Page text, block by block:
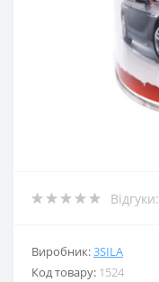
Відгуки:
Виробник:3SILA
Код товару: 1524